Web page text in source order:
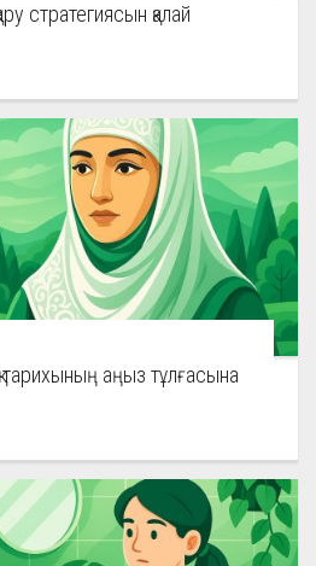
стратегиясын қалай
тарихының аңыз тұлғасына